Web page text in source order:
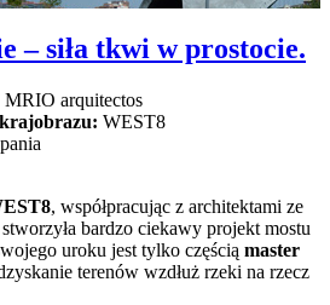
– siła tkwi w prostocie.
MRIO arquitectos
WEST8
, współpracując z architektami ze
stworzyła bardzo ciekawy projekt mostu
uroku jest tylko częścią master
terenów wzdłuż rzeki na rzecz